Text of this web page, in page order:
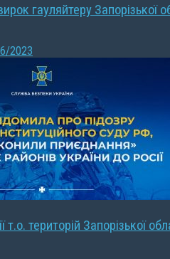
гауляйтеру Запорізької
2023
т.о. територій Запорізької